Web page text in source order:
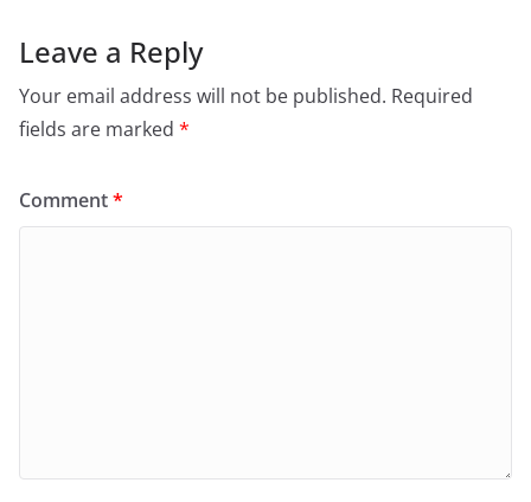
Leave a Reply
Your email address will not be published. Required
fields are marked *
Comment*